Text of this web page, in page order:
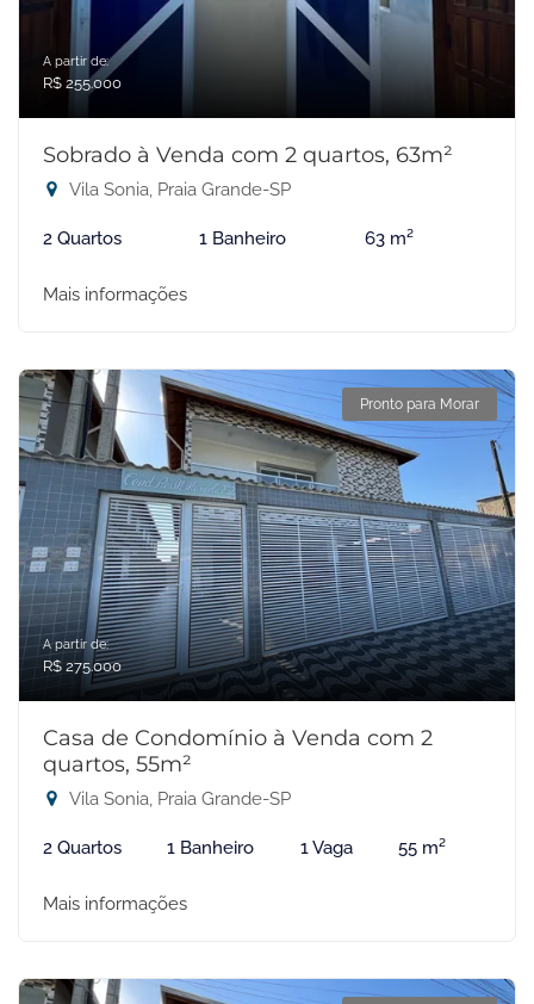
A partir de:
R$ 255.000
Sobrado à Venda com 2 quartos, 63m²
Vila Sonia, Praia Grande-SP
2 Quartos 1 Banheiro 63 m²
Mais informações
Pronto para Morar
A partir de:
R$ 275.000
Casa de Condomínio à Venda com 2
quartos, 55m²
Vila Sonia, Praia Grande-SP
2 Quartos 1 Banheiro 1 Vaga 55 m²
Mais informações